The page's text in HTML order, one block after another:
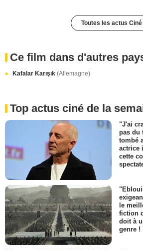
Toutes les actus Ciné
Ce film dans d'autres
Kafalar Karışık (Allemagne)
Top actus ciné de la
"J'ai
pas du
tombé
actrice
cette
le
fiction
doit à
genre !